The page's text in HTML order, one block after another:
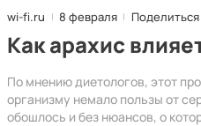
wi-fi.ru 8 февраля Поделиться
Как арахис
По мнению диетологов, этот
организму немало пользы от
обошлось и без нюансов, о